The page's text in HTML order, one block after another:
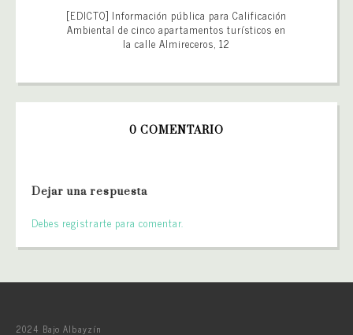
[EDICTO] Información pública para Calificación
Ambiental de cinco apartamentos turísticos en
la calle Almireceros, 12
0 COMENTARIO
Dejar una respuesta
Debes registrarte para comentar.
2024 Bajo Albayzín